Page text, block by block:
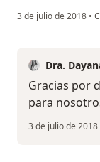
3 de julio de 2018 •
Dra.
Gracias por
para
3 de julio de 2018